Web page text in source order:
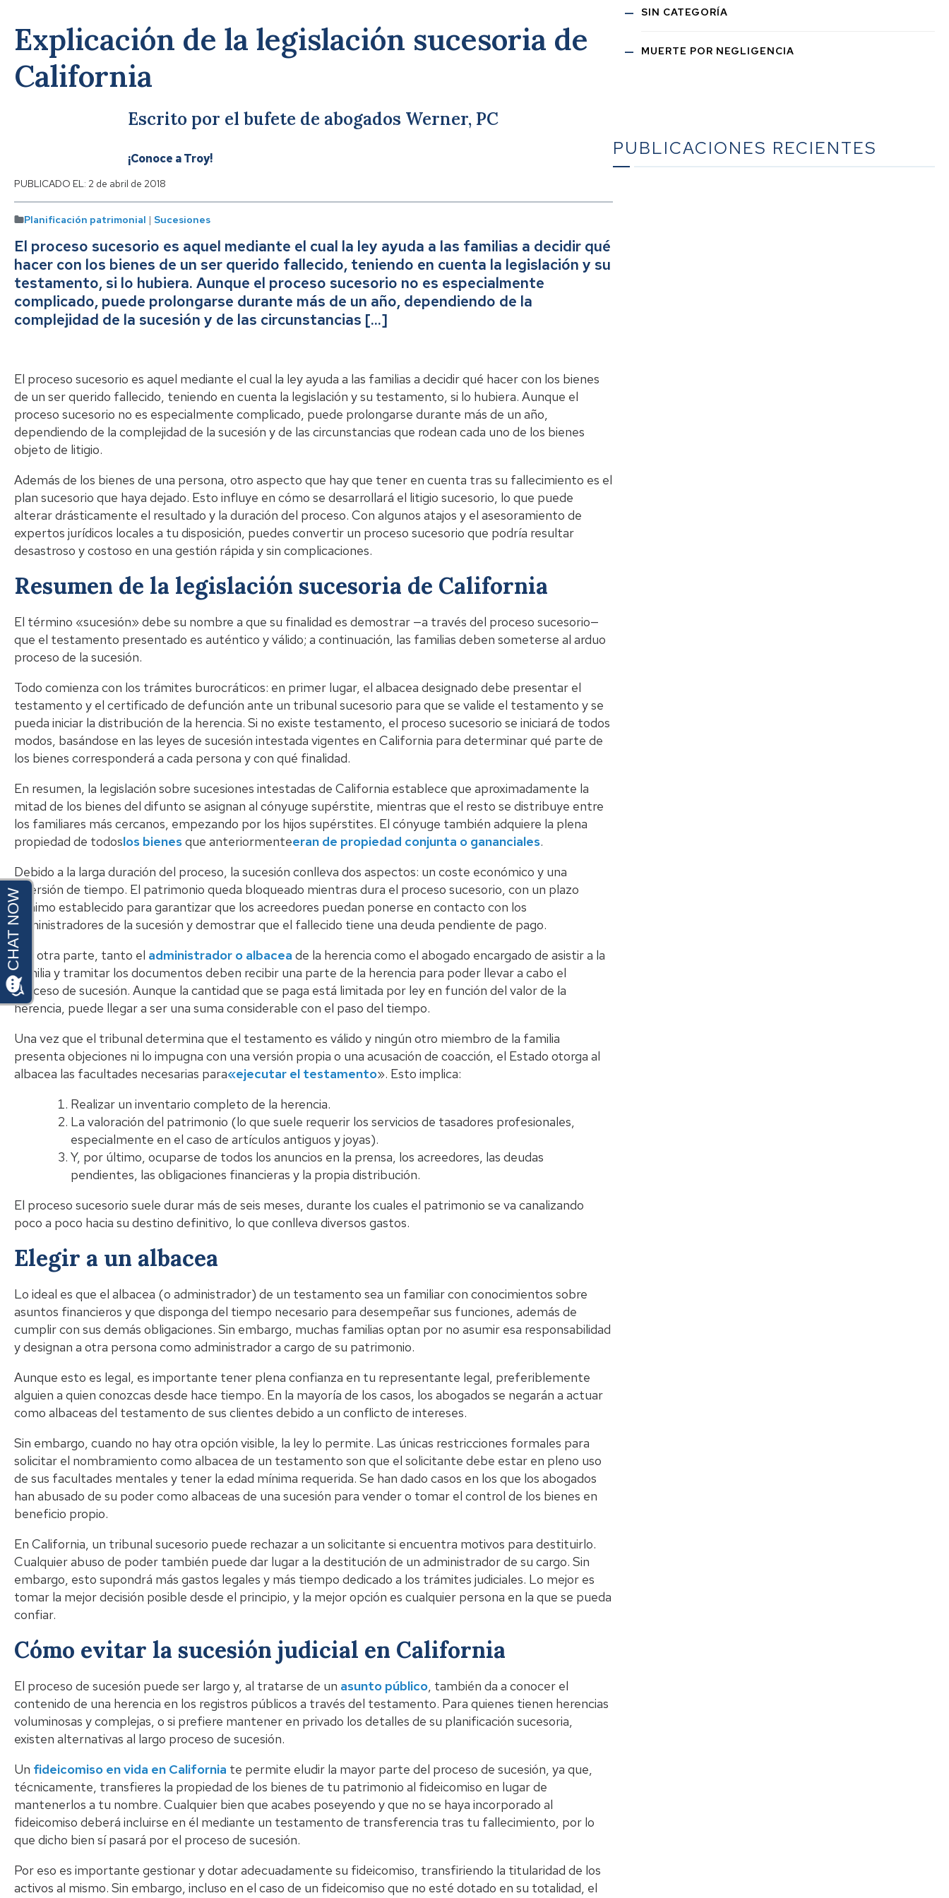
Explicación de la legislación sucesoria de
California
Escrito por el bufete de abogados Werner, PC
¡Conoce a Troy!
PUBLICADO EL: 2 de abril de 2018
Planificación patrimonial | Sucesiones
El proceso sucesorio es aquel mediante el cual la ley ayuda a las familias a decidir qué
hacer con los bienes de un ser querido fallecido, teniendo en cuenta la legislación y su
testamento, si lo hubiera. Aunque el proceso sucesorio no es especialmente
complicado, puede prolongarse durante más de un año, dependiendo de la
complejidad de la sucesión y de las circunstancias […]
El proceso sucesorio es aquel mediante el cual la ley ayuda a las familias a decidir qué hacer con los bienes
de un ser querido fallecido, teniendo en cuenta la legislación y su testamento, si lo hubiera. Aunque el
proceso sucesorio no es especialmente complicado, puede prolongarse durante más de un año,
dependiendo de la complejidad de la sucesión y de las circunstancias que rodean cada uno de los bienes
objeto de litigio.
Además de los bienes de una persona, otro aspecto que hay que tener en cuenta tras su fallecimiento es el
plan sucesorio que haya dejado. Esto influye en cómo se desarrollará el litigio sucesorio, lo que puede
alterar drásticamente el resultado y la duración del proceso. Con algunos atajos y el asesoramiento de
expertos jurídicos locales a tu disposición, puedes convertir un proceso sucesorio que podría resultar
desastroso y costoso en una gestión rápida y sin complicaciones.
Resumen de la legislación sucesoria de California
El término «sucesión» debe su nombre a que su finalidad es demostrar —a través del proceso sucesorio—
que el testamento presentado es auténtico y válido; a continuación, las familias deben someterse al arduo
proceso de la sucesión.
Todo comienza con los trámites burocráticos: en primer lugar, el albacea designado debe presentar el
testamento y el certificado de defunción ante un tribunal sucesorio para que se valide el testamento y se
pueda iniciar la distribución de la herencia. Si no existe testamento, el proceso sucesorio se iniciará de todos
modos, basándose en las leyes de sucesión intestada vigentes en California para determinar qué parte de
los bienes corresponderá a cada persona y con qué finalidad.
En resumen, la legislación sobre sucesiones intestadas de California establece que aproximadamente la
mitad de los bienes del difunto se asignan al cónyuge supérstite, mientras que el resto se distribuye entre
los familiares más cercanos, empezando por los hijos supérstites. El cónyuge también adquiere la plena
propiedad de todoslos bienesque anteriormenteeran de propiedad conjunta o gananciales.
Debido a la larga duración del proceso, la sucesión conlleva dos aspectos: un coste económico y una
inversión de tiempo. El patrimonio queda bloqueado mientras dura el proceso sucesorio, con un plazo
mínimo establecido para garantizar que los acreedores puedan ponerse en contacto con los
administradores de la sucesión y demostrar que el fallecido tiene una deuda pendiente de pago.
Por otra parte, tanto el administrador o albacea de la herencia como el abogado encargado de asistir a la
familia y tramitar los documentos deben recibir una parte de la herencia para poder llevar a cabo el
proceso de sucesión. Aunque la cantidad que se paga está limitada por ley en función del valor de la
herencia, puede llegar a ser una suma considerable con el paso del tiempo.
Una vez que el tribunal determina que el testamento es válido y ningún otro miembro de la familia
presenta objeciones ni lo impugna con una versión propia o una acusación de coacción, el Estado otorga al
albacea las facultades necesarias para«ejecutar el testamento». Esto implica:
Realizar un inventario completo de la herencia.
La valoración del patrimonio (lo que suele requerir los servicios de tasadores profesionales,
especialmente en el caso de artículos antiguos y joyas).
Y, por último, ocuparse de todos los anuncios en la prensa, los acreedores, las deudas
pendientes, las obligaciones financieras y la propia distribución.
El proceso sucesorio suele durar más de seis meses, durante los cuales el patrimonio se va canalizando
poco a poco hacia su destino definitivo, lo que conlleva diversos gastos.
Elegir a un albacea
Lo ideal es que el albacea (o administrador) de un testamento sea un familiar con conocimientos sobre
asuntos financieros y que disponga del tiempo necesario para desempeñar sus funciones, además de
cumplir con sus demás obligaciones. Sin embargo, muchas familias optan por no asumir esa responsabilidad
y designan a otra persona como administrador a cargo de su patrimonio.
Aunque esto es legal, es importante tener plena confianza en tu representante legal, preferiblemente
alguien a quien conozcas desde hace tiempo. En la mayoría de los casos, los abogados se negarán a actuar
como albaceas del testamento de sus clientes debido a un conflicto de intereses.
Sin embargo, cuando no hay otra opción visible, la ley lo permite. Las únicas restricciones formales para
solicitar el nombramiento como albacea de un testamento son que el solicitante debe estar en pleno uso
de sus facultades mentales y tener la edad mínima requerida. Se han dado casos en los que los abogados
han abusado de su poder como albaceas de una sucesión para vender o tomar el control de los bienes en
beneficio propio.
En California, un tribunal sucesorio puede rechazar a un solicitante si encuentra motivos para destituirlo.
Cualquier abuso de poder también puede dar lugar a la destitución de un administrador de su cargo. Sin
embargo, esto supondrá más gastos legales y más tiempo dedicado a los trámites judiciales. Lo mejor es
tomar la mejor decisión posible desde el principio, y la mejor opción es cualquier persona en la que se pueda
confiar.
Cómo evitar la sucesión judicial en California
El proceso de sucesión puede ser largo y, al tratarse de un asunto público, también da a conocer el
contenido de una herencia en los registros públicos a través del testamento. Para quienes tienen herencias
voluminosas y complejas, o si prefiere mantener en privado los detalles de su planificación sucesoria,
existen alternativas al largo proceso de sucesión.
Un fideicomiso en vida en California te permite eludir la mayor parte del proceso de sucesión, ya que,
técnicamente, transfieres la propiedad de los bienes de tu patrimonio al fideicomiso en lugar de
mantenerlos a tu nombre. Cualquier bien que acabes poseyendo y que no se haya incorporado al
fideicomiso deberá incluirse en él mediante un testamento de transferencia tras tu fallecimiento, por lo
que dicho bien sí pasará por el proceso de sucesión.
Por eso es importante gestionar y dotar adecuadamente su fideicomiso, transfiriendo la titularidad de los
activos al mismo. Sin embargo, incluso en el caso de un fideicomiso que no esté dotado en su totalidad, el
SIN CATEGORÍA
MUERTE POR NEGLIGENCIA
PUBLICACIONES RECIENTES